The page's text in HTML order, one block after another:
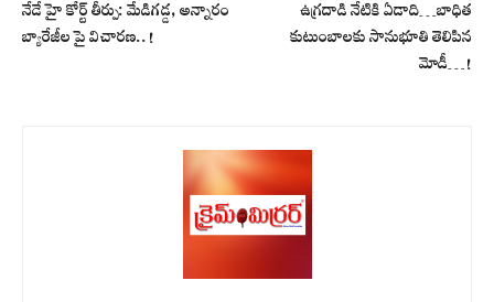
నేడే హై కోర్ట్ తీర్పు: మేడిగడ్డ, అన్నారం
బ్యారేజీల పై విచారణ..!
ఉగ్ర‌దాడి నేటికి ఏడాది…బాధిత
కుటుంబాల‌కు సానుభూతి తెలిపిన
మోడీ…!